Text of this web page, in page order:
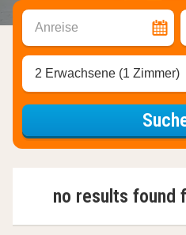
Anreise
2 Erwachsene (1 Zimmer)
no results found